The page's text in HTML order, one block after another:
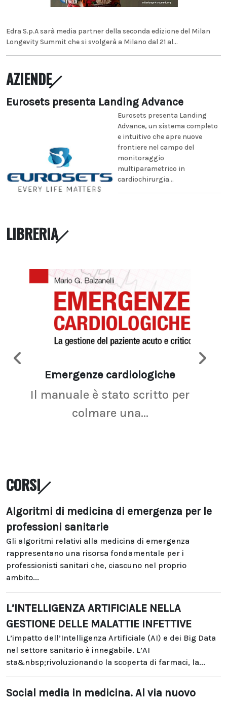
Edra S.p.A sarà media partner della seconda edizione del Milan
Longevity Summit che si svolgerà a Milano dal 21 al...
AZIENDE
Eurosets presenta Landing Advance
Eurosets presenta Landing
Advance, un sistema completo
e intuitivo che apre nuove
frontiere nel campo del
monitoraggio
multiparametrico in
cardiochirurgia...
LIBRERIA
Emergenze cardiologiche
Il manuale è stato scritto per
colmare una...
CORSI
Algoritmi di medicina di emergenza per le
professioni sanitarie
Gli algoritmi relativi alla medicina di emergenza
rappresentano una risorsa fondamentale per i
professionisti sanitari che, ciascuno nel proprio
ambito...
L’INTELLIGENZA ARTIFICIALE NELLA
GESTIONE DELLE MALATTIE INFETTIVE
L’impatto dell’Intelligenza Artificiale (AI) e dei Big Data
nel settore sanitario è innegabile. L’AI
sta&nbsp;rivoluzionando la scoperta di farmaci, la...
Social media in medicina. Al via nuovo